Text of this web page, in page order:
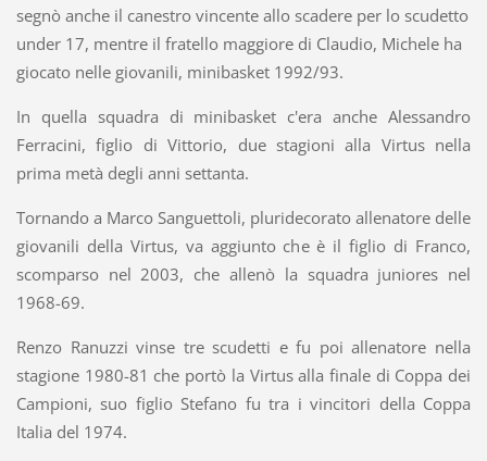
segnò anche il canestro vincente allo scadere per lo scudetto
under 17, mentre il fratello maggiore di Claudio, Michele ha
giocato nelle giovanili, minibasket 1992/93.
In quella squadra di minibasket c'era anche Alessandro
Ferracini, figlio di Vittorio, due stagioni alla Virtus nella
prima metà degli anni settanta.
Tornando a Marco Sanguettoli, pluridecorato allenatore delle
giovanili della Virtus, va aggiunto che è il figlio di Franco,
scomparso nel 2003, che allenò la squadra juniores nel
1968-69.
Renzo Ranuzzi vinse tre scudetti e fu poi allenatore nella
stagione 1980-81 che portò la Virtus alla finale di Coppa dei
Campioni, suo figlio Stefano fu tra i vincitori della Coppa
Italia del 1974.